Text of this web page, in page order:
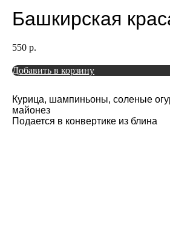
Башкирская
550 р.
Добавить в корзину
Курица, шампиньоны, соленые
майонез
Подается в конвертике из блина